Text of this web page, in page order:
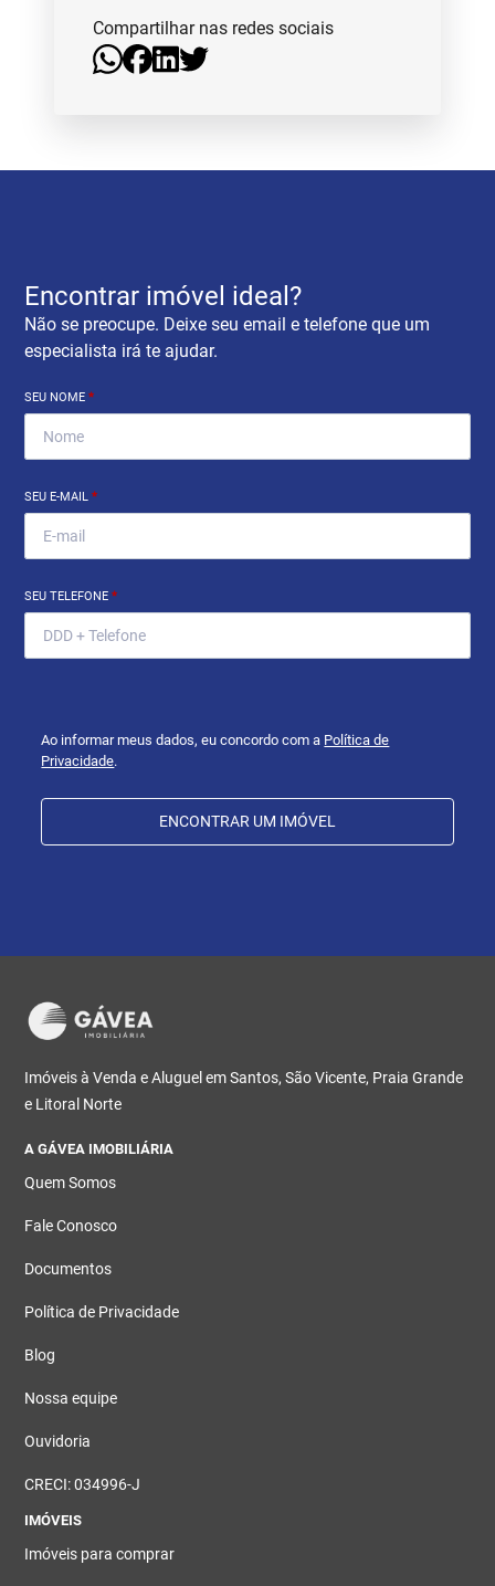
Compartilhar nas redes sociais
Encontrar imóvel ideal?
Não se preocupe. Deixe seu email e telefone que um
especialista irá te ajudar.
SEU NOME*
SEU E-MAIL*
SEU TELEFONE*
Ao informar meus dados, eu concordo com a Política de
Privacidade.
ENCONTRAR UM IMÓVEL
Imóveis à Venda e Aluguel em Santos, São Vicente, Praia Grande
e Litoral Norte
A GÁVEA IMOBILIÁRIA
Quem Somos
Fale Conosco
Documentos
Política de Privacidade
Blog
Nossa equipe
Ouvidoria
CRECI: 034996-J
IMÓVEIS
Imóveis para comprar